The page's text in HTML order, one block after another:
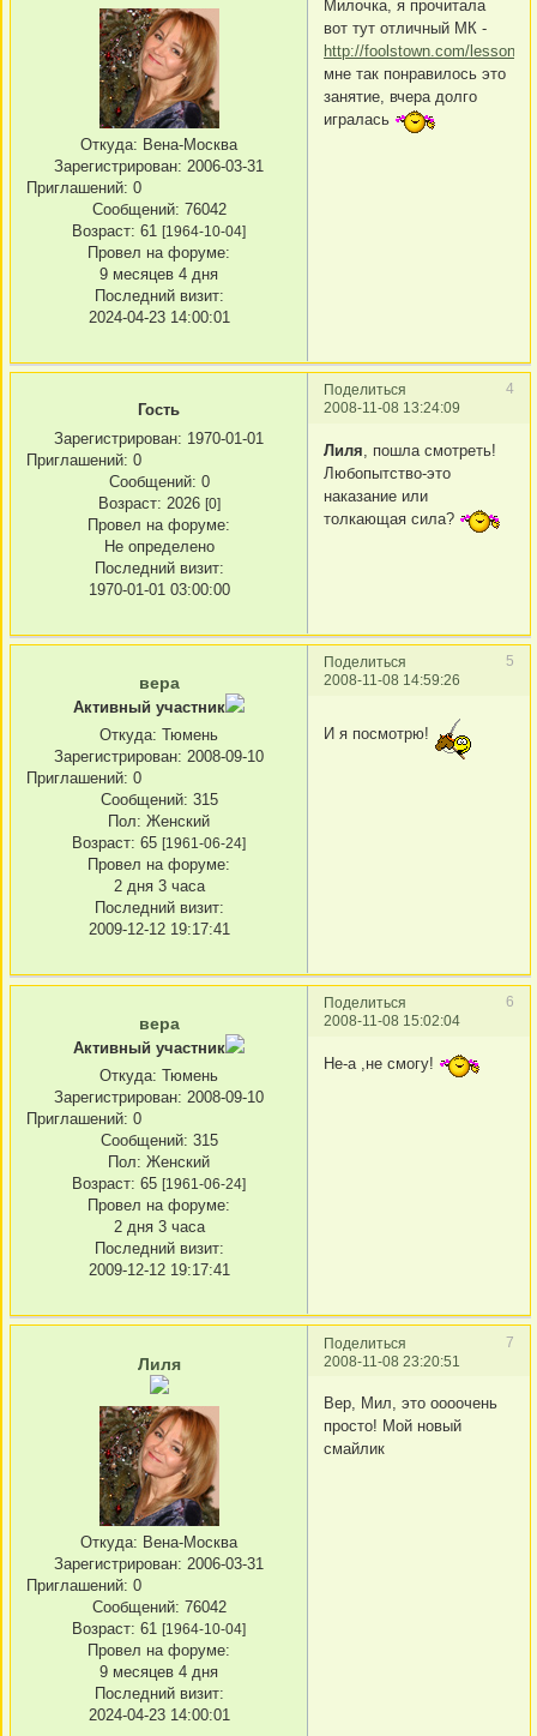
Откуда: Вена-Москва
Зарегистрирован: 2006-03-31
Приглашений: 0
Сообщений: 76042
Возраст: 61 [1964-10-04]
Провел на форуме:
9 месяцев 4 дня
Последний визит:
2024-04-23 14:00:01
Милочка, я прочитала
вот тут отличный МК -
http://foolstown.com/
мне так понравилось это
занятие, вчера долго
игралась
Поделиться
4
2008-11-08 13:24:09
Гость
Зарегистрирован: 1970-01-01
Приглашений: 0
Сообщений: 0
Возраст: 2026 [0]
Провел на форуме:
Не определено
Последний визит:
1970-01-01 03:00:00
Лиля , пошла смотреть!
Любопытство-это
наказание или
толкающая сила?
Поделиться
5
2008-11-08 14:59:26
вера
Активный участник
Откуда: Тюмень
Зарегистрирован: 2008-09-10
Приглашений: 0
Сообщений: 315
Пол: Женский
Возраст: 65 [1961-06-24]
Провел на форуме:
2 дня 3 часа
Последний визит:
2009-12-12 19:17:41
И я посмотрю!
Поделиться
6
2008-11-08 15:02:04
вера
Активный участник
Откуда: Тюмень
Зарегистрирован: 2008-09-10
Приглашений: 0
Сообщений: 315
Пол: Женский
Возраст: 65 [1961-06-24]
Провел на форуме:
2 дня 3 часа
Последний визит:
2009-12-12 19:17:41
Не-а ,не смогу!
Поделиться
7
2008-11-08 23:20:51
Лиля
Откуда: Вена-Москва
Зарегистрирован: 2006-03-31
Приглашений: 0
Сообщений: 76042
Возраст: 61 [1964-10-04]
Провел на форуме:
9 месяцев 4 дня
Последний визит:
2024-04-23 14:00:01
Вер, Мил, это оооочень
просто! Мой новый
смайлик